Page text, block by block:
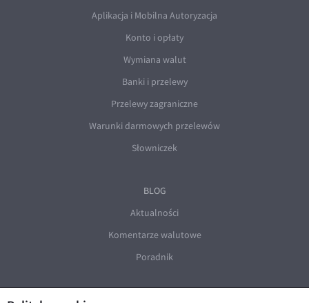
Aplikacja i Mobilna Autoryzacja
Konto i opłaty
Wymiana walut
Banki i przelewy
Przelewy zagraniczne
Warunki darmowych przelewów
Słowniczek
BLOG
Aktualności
Komentarze walutowe
Poradnik